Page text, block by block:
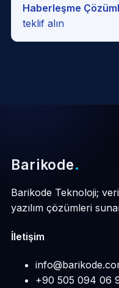
Haberleşme
teklif alın
Barikode.
Barikode Teknoloji;
yazılım çözümleri
İletişim
+90 505 094 06